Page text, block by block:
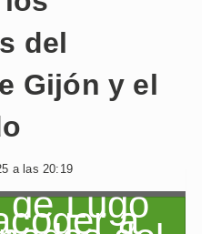
del
Gijón y el
a las 20:19